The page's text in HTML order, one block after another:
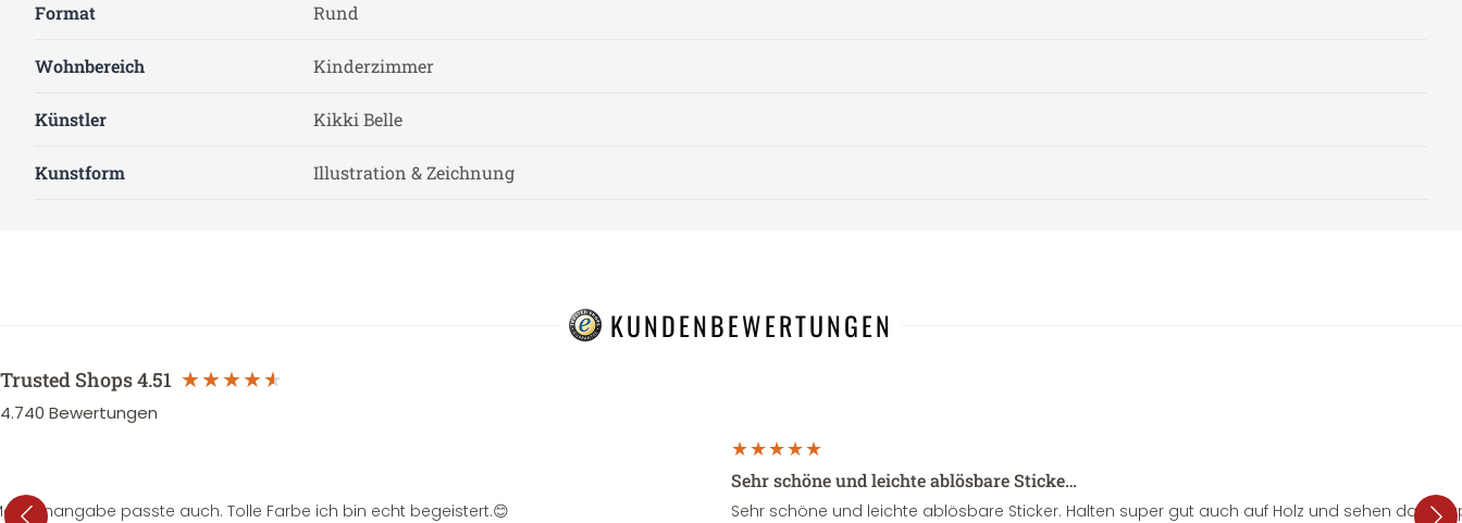
Format Rund
Wohnbereich Kinderzimmer
Künstler Kikki Belle
Kunstform Illustration & Zeichnung
KUNDENBEWERTUNGEN
Trusted Shops4.51
4.740 Bewertungen
passte auch. Tolle Farbe ich bin echt begeistert.😊
Sehr schöne und leichte ablösbare Sticke…
Sehr schöne und leichte ablösbare Sticker. Halten super gut auch auf Holz und sehen dazu